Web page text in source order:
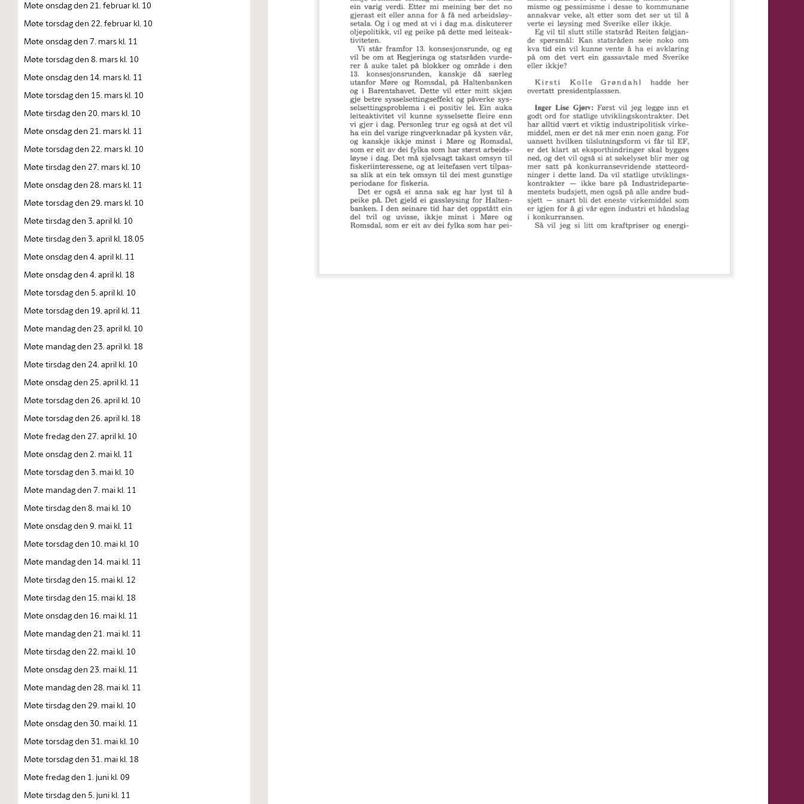
Møte onsdag den 21. februar kl. 10
Møte torsdag den 22. februar kl. 10
Møte onsdag den 7. mars kl. 11
Møte torsdag den 8. mars kl. 10
Møte onsdag den 14. mars kl. 11
Møte torsdag den 15. mars kl. 10
Møte tirsdag den 20. mars kl. 10
Møte onsdag den 21. mars kl. 11
Møte torsdag den 22. mars kl. 10
Møte tirsdag den 27. mars kl. 10
Møte onsdag den 28. mars kl. 11
Møte torsdag den 29. mars kl. 10
Møte tirsdag den 3. april kl. 10
Møte tirsdag den 3. april kl. 18.05
Møte onsdag den 4. april kl. 11
Møte onsdag den 4. april kl. 18
Møte torsdag den 5. april kl. 10
Møte torsdag den 19. april kl. 11
Møte mandag den 23. april kl. 10
Møte mandag den 23. april kl. 18
Møte tirsdag den 24. april kl. 10
Møte onsdag den 25. april kl. 11
Møte torsdag den 26. april kl. 10
Møte torsdag den 26. april kl. 18
Møte fredag den 27. april kl. 10
Møte onsdag den 2. mai kl. 11
Møte torsdag den 3. mai kl. 10
Møte mandag den 7. mai kl. 11
Møte tirsdag den 8. mai kl. 10
Møte onsdag den 9. mai kl. 11
Møte torsdag den 10. mai kl. 10
Møte mandag den 14. mai kl. 11
Møte tirsdag den 15. mai kl. 12
Møte tirsdag den 15. mai kl. 18
Møte onsdag den 16. mai kl. 11
Møte mandag den 21. mai kl. 11
Møte tirsdag den 22. mai kl. 10
Møte onsdag den 23. mai kl. 11
Møte mandag den 28. mai kl. 11
Møte tirsdag den 29. mai kl. 10
Møte onsdag den 30. mai kl. 11
Møte torsdag den 31. mai kl. 10
Møte torsdag den 31. mai kl. 18
Møte fredag den 1. juni kl. 09
Møte tirsdag den 5. juni kl. 11